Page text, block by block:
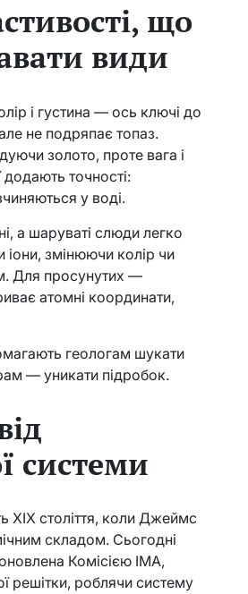
що
види
і густина — ось ключі до
не подряпає топаз.
золото, проте вага і
додають точності:
у воді.
а шаруваті слюди легко
змінюючи колір чи
Для просунутих —
атомні координати,
геологам шукати
— уникати підробок.
системи
XIX століття, коли Джеймс
складом. Сьогодні
Комісією IMA,
решітки, роблячи систему